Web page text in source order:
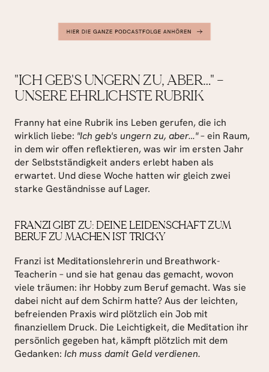
"ICH GEB'S UNGERN ZU, ABER…" –
UNSERE EHRLICHSTE RUBRIK
Franny hat eine Rubrik ins Leben gerufen, die ich
wirklich liebe: "Ich geb's ungern zu, aber…" – ein Raum,
in dem wir offen reflektieren, was wir im ersten Jahr
der Selbstständigkeit anders erlebt haben als
erwartet. Und diese Woche hatten wir gleich zwei
starke Geständnisse auf Lager.
FRANZI GIBT ZU: DEINE LEIDENSCHAFT ZUM
BERUF ZU MACHEN IST TRICKY
Franzi ist Meditationslehrerin und Breathwork-
Teacherin – und sie hat genau das gemacht, wovon
viele träumen: ihr Hobby zum Beruf gemacht. Was sie
dabei nicht auf dem Schirm hatte? Aus der leichten,
befreienden Praxis wird plötzlich ein Job mit
finanziellem Druck. Die Leichtigkeit, die Meditation ihr
persönlich gegeben hat, kämpft plötzlich mit dem
Gedanken: Ich muss damit Geld verdienen.